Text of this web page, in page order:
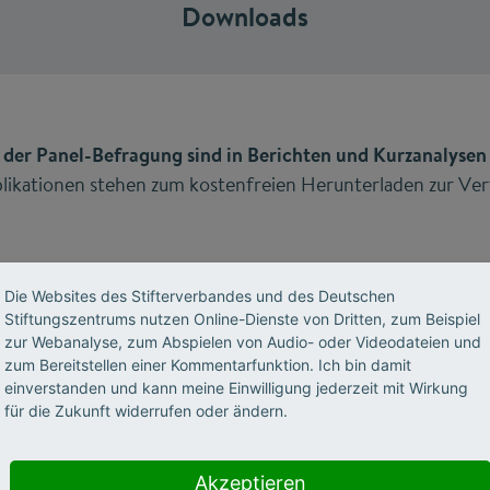
Downloads
der Panel-Befragung sind in Berichten und
stehen zum kostenfreien Herunterladen zur
mit den Ergebnissen der Befragung vom
Die Websites des Stifterverbandes und des Deutschen
Stiftungszentrums nutzen Online-Dienste von Dritten, zum Beispiel
zur Webanalyse, zum Abspielen von Audio- oder Videodateien und
zum Bereitstellen einer Kommentarfunktion. Ich bin damit
einverstanden und kann meine Einwilligung jederzeit mit Wirkung
für die Zukunft widerrufen oder ändern.
Akzeptieren